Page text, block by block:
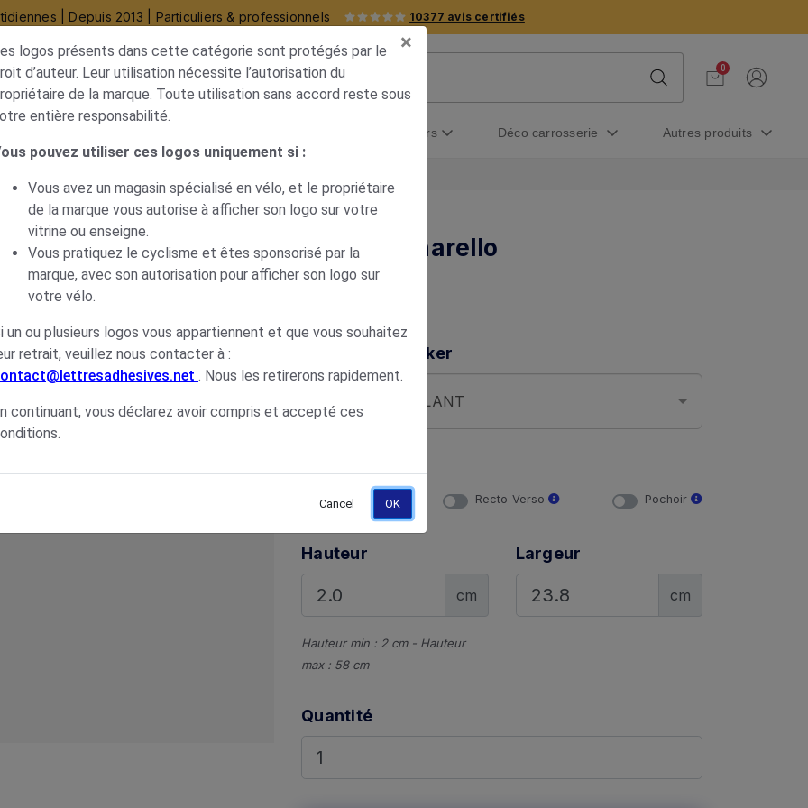
| Depuis 2013 | Particuliers & professionnels 10377 avis certifiés
0
stickers métiers déco carrosserie autres produits
Sticker Pinarello
9,66€
Couleur du sticker
Noir BRILLANT
Options
Inversé Recto-Verso Pochoir
Hauteur
cm
Hauteur min : 2 cm - Hauteur
max : 58 cm
Largeur
cm
Quantité
×
logos présents dans cette catégorie sont protégés par le
d’auteur. Leur utilisation nécessite l’autorisation du
de la marque. Toute utilisation sans accord reste sous
entière responsabilité.
pouvez utiliser ces logos uniquement si :
Vous avez un magasin spécialisé en vélo, et le propriétaire
de la marque vous autorise à afficher son logo sur votre
vitrine ou enseigne.
Vous pratiquez le cyclisme et êtes sponsorisé par la
marque, avec son autorisation pour afficher son logo sur
votre vélo.
un ou plusieurs logos vous appartiennent et que vous souhaitez
retrait, veuillez nous contacter à :
. Nous les retirerons rapidement.
continuant, vous déclarez avoir compris et accepté ces
Cancel OK